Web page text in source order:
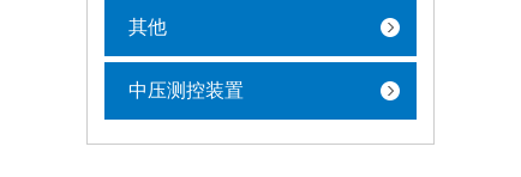
其他
中压测控装置